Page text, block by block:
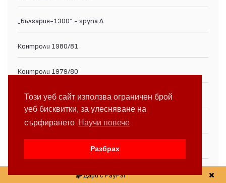
Този уеб сайт използва ограничен брой
уеб бисквитки, за улесняване на
сърфирането Научи повече
Разбрах
„България-1300“ - група А
Контроли 1980/81
Контроли 1979/80
Купа на мира 1979
Турнир на община Лил 1978
Дари с PayPal